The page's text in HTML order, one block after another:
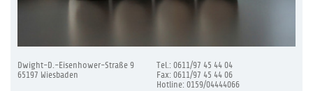
Dwight-D.-Eisenhower-Straße 9
65197 Wiesbaden
Tel.: 0611/97 45 44 04
Fax: 0611/97 45 44 06
Hotline: 0159/04444066